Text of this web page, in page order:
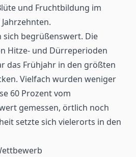
und Fruchtbildung im
sich begrüßenswert. Die
Hitze- und Dürreperioden
das Frühjahr in den größten
Vielfach wurden weniger
60 Prozent vom
gemessen, örtlich noch
setzte sich vielerorts in den